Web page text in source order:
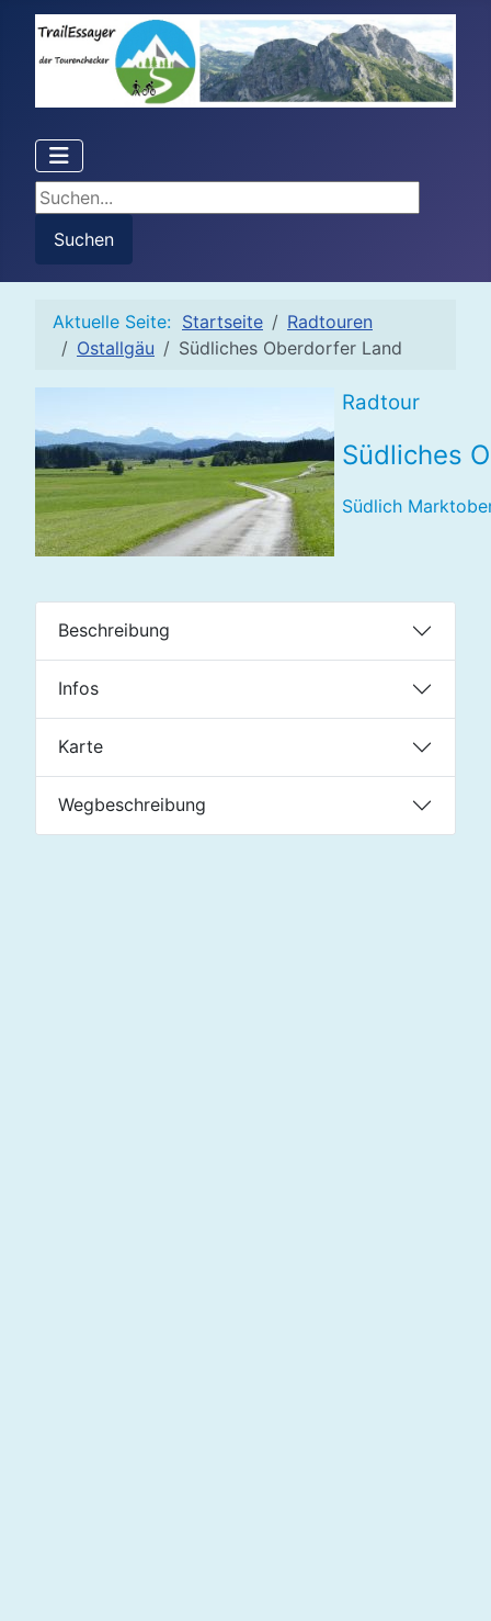
Suchen...
Suchen
Aktuelle Seite: Startseite
Radtouren
Ostallgäu
Südliches Oberdorfer Land
Radtour
Südliches
Südlich
Beschreibung
Infos
Karte
Wegbeschreibung